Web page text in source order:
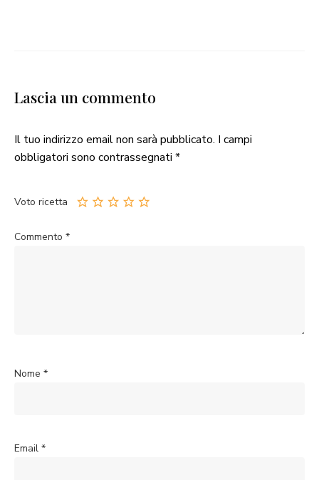
Lascia un commento
Il tuo indirizzo email non sarà pubblicato. I campi
obbligatori sono contrassegnati *
Voto ricetta
Commento *
Nome *
Email *